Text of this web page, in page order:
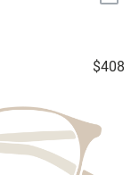
$408